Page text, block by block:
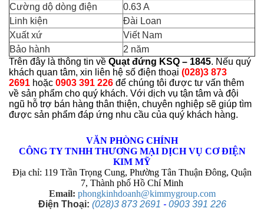
Cường dộ dòng điện
0.63 A
Linh kiện
Đài Loan
Xuất xứ
Viết Nam
Bảo hành
2 năm
Trên đây là thông tin về Quạt đứng KSQ – 1845. Nếu quý
khách quan tâm, xin liên hệ số điện thoại (028)3 873
2691 hoặc 0903 391 226 để chúng tôi được tư vấn thêm
về sản phẩm cho quý khách. Với dịch vụ tận tâm và đội
ngũ hỗ trợ bán hàng thân thiện, chuyên nghiệp sẽ giúp tìm
được sản phẩm đáp ứng nhu cầu của quý khách hàng.
VĂN PHÒNG CHÍNH
CÔNG TY TNHH THƯƠNG MẠI DỊCH VỤ CƠ ĐIỆN
KIM MỸ
Địa chỉ: 119 Trần Trọng Cung, Phường Tân Thuận Đông, Quận
7, Thành phố Hồ Chí Minh
Email: phongkinhdoanh@kimmygroup.com
Điện Thoại: (028)3 873 2691 - 0903 391 226